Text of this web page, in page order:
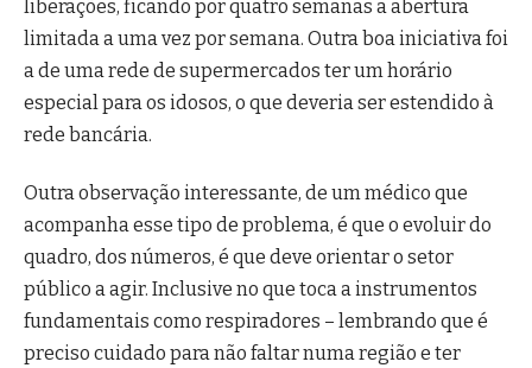
liberações, ficando por quatro semanas a abertura
limitada a uma vez por semana. Outra boa iniciativa foi
a de uma rede de supermercados ter um horário
especial para os idosos, o que deveria ser estendido à
rede bancária.
Outra observação interessante, de um médico que
acompanha esse tipo de problema, é que o evoluir do
quadro, dos números, é que deve orientar o setor
público a agir. Inclusive no que toca a instrumentos
fundamentais como respiradores – lembrando que é
preciso cuidado para não faltar numa região e ter